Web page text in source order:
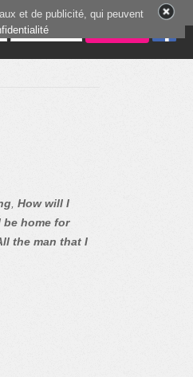
How will I
be home for
the man that I
et de publicité, qui peuvent